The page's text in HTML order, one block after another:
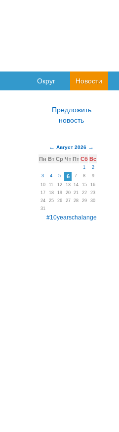
Округ Новости
Август 2026
Пн Вт Ср Чт Пт Сб Вс
1
2
3
4 5 6 7 8
9
10
11 12 13 14 15
16
17
18 19 20 21 22
23
24
25 26 27 28 29
30
31
#10yearschalange